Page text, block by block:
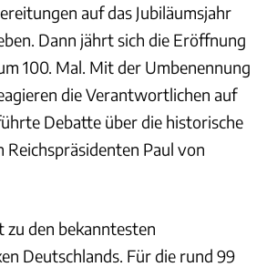
auf das Jubiläumsjahr
Dann jährt sich die Eröffnung
100. Mal. Mit der Umbenennung
die Verantwortlichen auf
Debatte über die historische
Reichspräsidenten Paul von
zu den bekanntesten
Deutschlands. Für die rund 99